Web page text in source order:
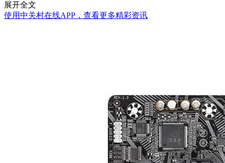
展开全文
使用中关村在线APP，查看更多精彩资讯